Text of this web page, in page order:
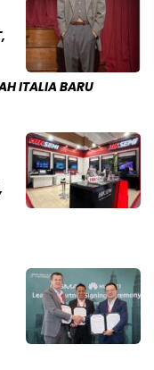
ITALIA BARU